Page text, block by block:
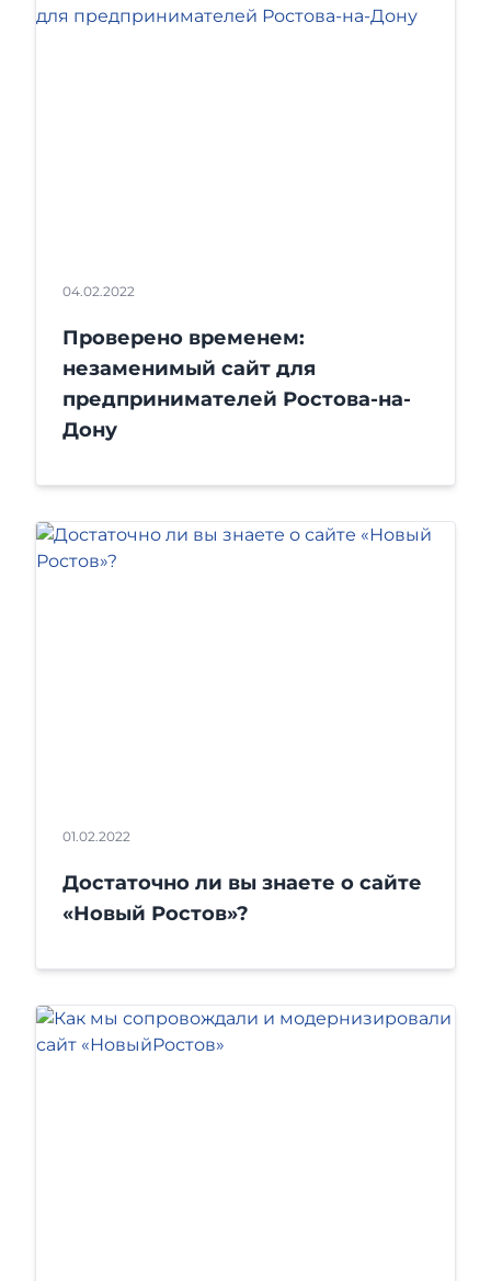
04.02.2022
Проверено временем:
незаменимый сайт для
предпринимателей Ростова-на-
Дону
01.02.2022
Достаточно ли вы знаете о сайте
«Новый Ростов»?